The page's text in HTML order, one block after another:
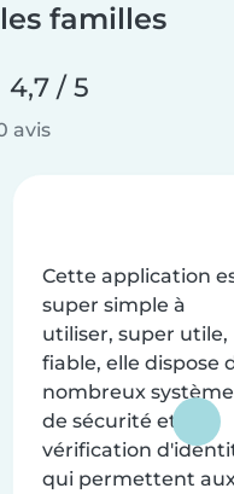
familles
4,7 / 5
avis
Cette application
super simple à
utiliser, super utile,
fiable, elle dispose
nombreux
de sécurité et de
vérification
qui permettent